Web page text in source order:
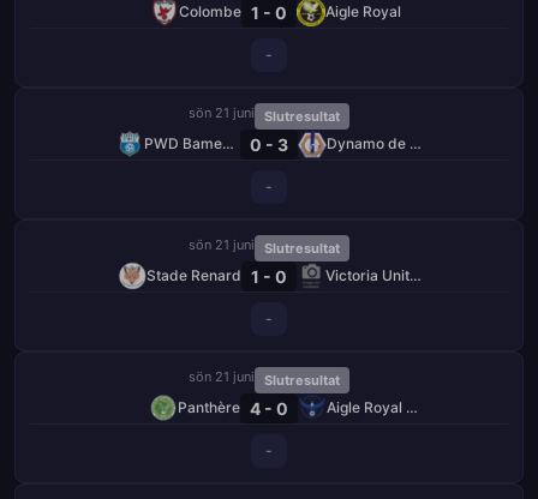
Colombe 1 - 0 Aigle Royal
-
sön 21 juni Slutresultat
PWD Bamenda 0 - 3 Dynamo de Douala
-
sön 21 juni Slutresultat
Stade Renard 1 - 0 Victoria United
-
sön 21 juni Slutresultat
Panthère 4 - 0 Aigle Royal de Moungo
-